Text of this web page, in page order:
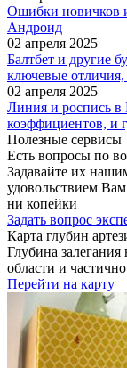
Ошибки новичков и
Андроид
02 апреля 2025
Балтбет и другие
ключевые отличия,
02 апреля 2025
Линия и роспись в
коэффициентов, и
Полезные сервисы
Есть вопросы по
Задавайте их
удовольствием
ни копейки
Задать вопрос
Карта глубин
Глубина
области и
Перейти на карту